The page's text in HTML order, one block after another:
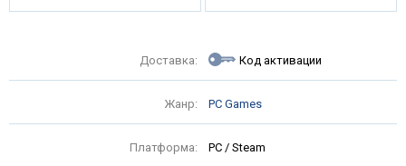
Доставка: Код активации
Жанр: PC Games
Платформа: PC / Steam